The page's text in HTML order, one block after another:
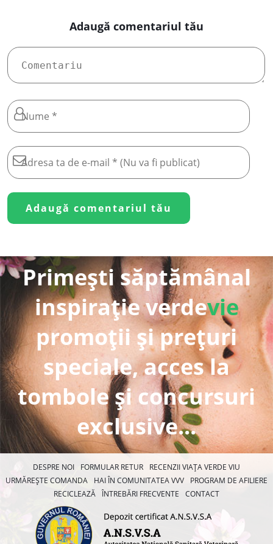
Adaugă comentariul tău
Primești săptămânal
inspirație verdevie
promoții și prețuri
speciale, acces la
tombole și concursuri
exclusive...
DESPRE NOI FORMULAR RETUR
RECENZII VIAȚA VERDE VIU
URMĂREȘTE COMANDA
HAI ÎN COMUNITATEA VVV
PROGRAM DE AFILIERE
RECICLEAZĂ ÎNTREBĂRI FRECVENTE CONTACT